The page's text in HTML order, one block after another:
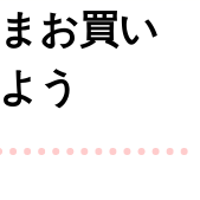
お買い
う